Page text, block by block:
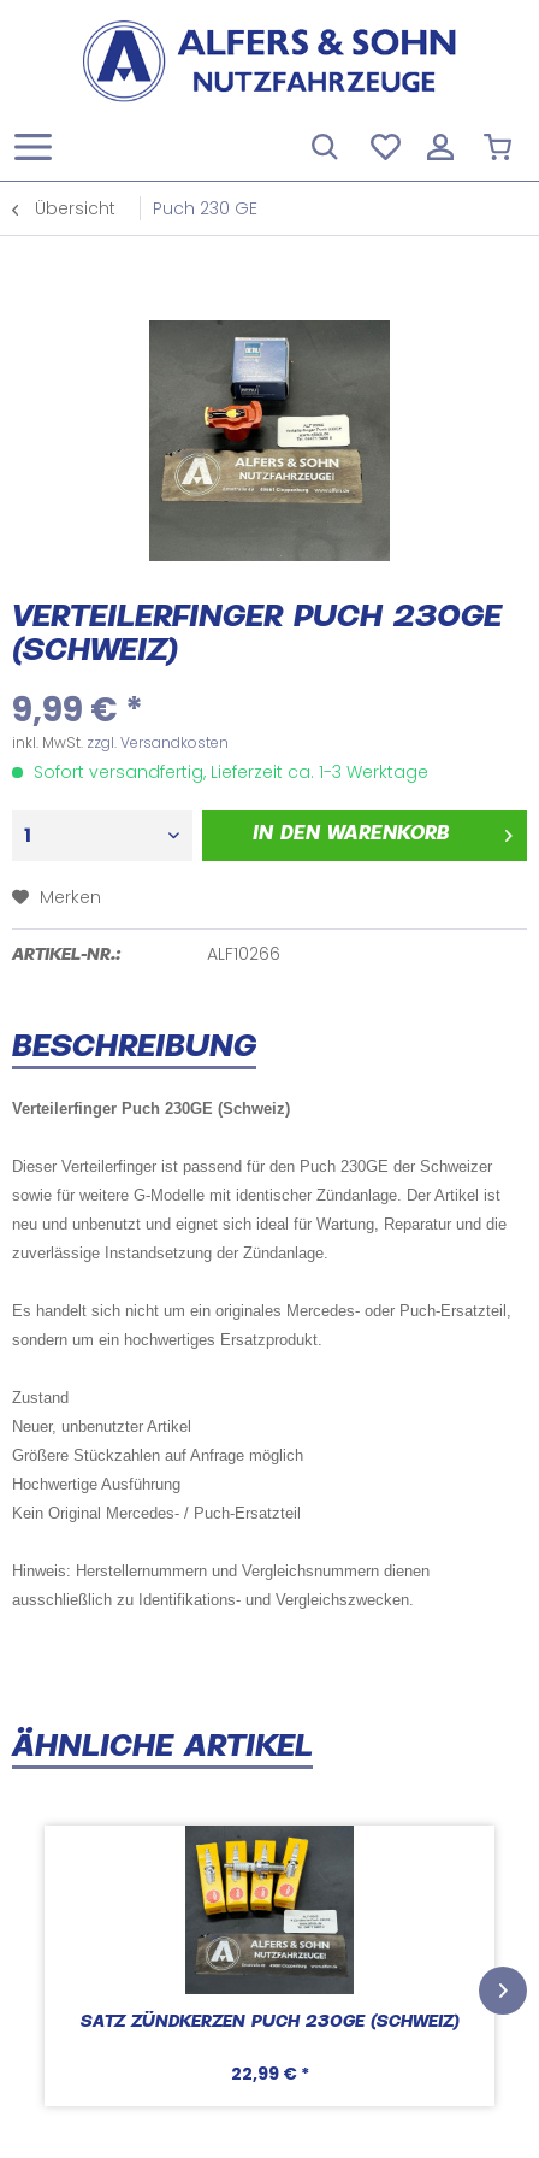
Übersicht Puch 230 GE
VERTEILERFINGER PUCH 230GE
(SCHWEIZ)
9,99 € *
inkl. MwSt. zzgl. Versandkosten
Sofort versandfertig, Lieferzeit ca. 1-3 Werktage
IN DEN WARENKORB
Merken
ARTIKEL-NR.: ALF10266
BESCHREIBUNG
Verteilerfinger Puch 230GE (Schweiz)
Dieser Verteilerfinger ist passend für den Puch 230GE der Schweizer
sowie für weitere G‑Modelle mit identischer Zündanlage. Der Artikel ist
neu und unbenutzt und eignet sich ideal für Wartung, Reparatur und die
zuverlässige Instandsetzung der Zündanlage.
Es handelt sich nicht um ein originales Mercedes‑ oder Puch‑Ersatzteil,
sondern um ein hochwertiges Ersatzprodukt.
Zustand
Neuer, unbenutzter Artikel
Größere Stückzahlen auf Anfrage möglich
Hochwertige Ausführung
Kein Original Mercedes- / Puch-Ersatzteil
Hinweis: Herstellernummern und Vergleichsnummern dienen
ausschließlich zu Identifikations- und Vergleichszwecken.
ÄHNLICHE ARTIKEL
SATZ ZÜNDKERZEN PUCH 230GE (SCHWEIZ)
22,99 € *